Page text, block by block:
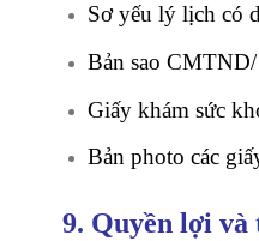
Sơ yếu lý lịch có
Bản sao
Giấy khám sức
Bản photo các
9. Quyền lợi và